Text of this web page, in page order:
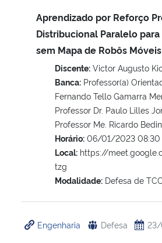
Aprendizado por Reforço
Distribucional Paralelo
sem Mapa de Robôs
Discente: Victor Augusto
Banca: Professor(a)
Fernando Tello Gamarra
Professor Dr. Paulo Lilles
Professor Me. Ricardo
Horário: 06/01/2023 08:30
Local: https://
tzg
Modalidade: Defesa de TCC
Engenharia Defesa